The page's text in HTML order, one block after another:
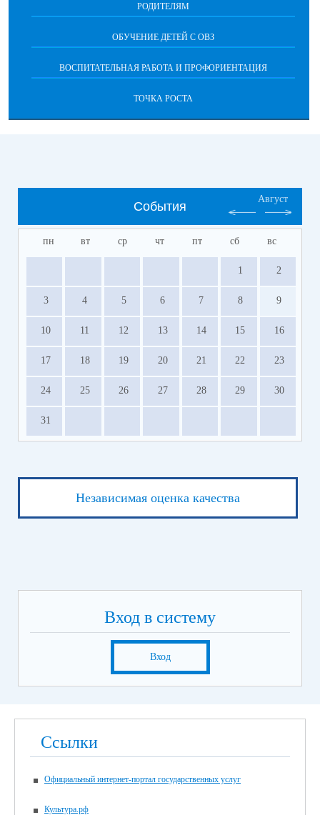
РОДИТЕЛЯМ
ОБУЧЕНИЕ ДЕТЕЙ С ОВЗ
ВОСПИТАТЕЛЬНАЯ РАБОТА И ПРОФОРИЕНТАЦИЯ
ТОЧКА РОСТА
События
Август
пн вт ср чт пт сб вс
1 2
3 4 5 6 7 8 9
10 11 12 13 14 15 16
17 18 19 20 21 22 23
24 25 26 27 28 29 30
31
Независимая оценка качества
Вход в систему
Вход
Ссылки
Официальный интернет-портал государственных услуг
Культура.рф